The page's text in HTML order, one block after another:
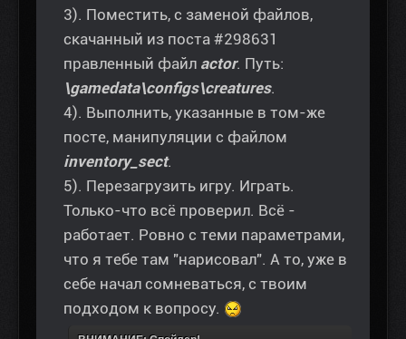
3). Поместить, с заменой файлов,
скачанный из поста #298631
правленный файл actor. Путь:
\gamedata\configs\creatures.
4). Выполнить, указанные в том-же
посте, манипуляции с файлом
inventory_sect.
5). Перезагрузить игру. Играть.
Только-что всё проверил. Всё -
работает. Ровно с теми параметрами,
что я тебе там "нарисовал". А то, уже в
себе начал сомневаться, с твоим
подходом к вопросу.